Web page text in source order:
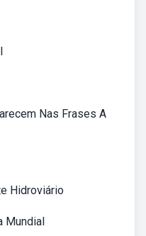
Nas Frases A
Hidroviário
Mundial